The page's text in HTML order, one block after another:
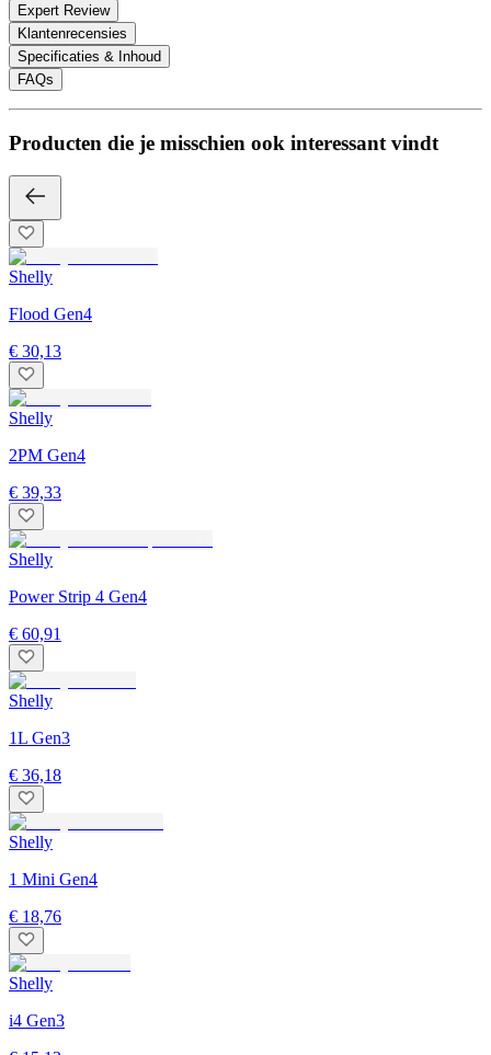
Expert Review
Klantenrecensies
Specificaties & Inhoud
FAQs
Producten die je misschien ook interessant vindt
Shelly
Flood Gen4
€ 30,13
Shelly
2PM Gen4
€ 39,33
Shelly
Power Strip 4 Gen4
€ 60,91
Shelly
1L Gen3
€ 36,18
Shelly
1 Mini Gen4
€ 18,76
Shelly
i4 Gen3